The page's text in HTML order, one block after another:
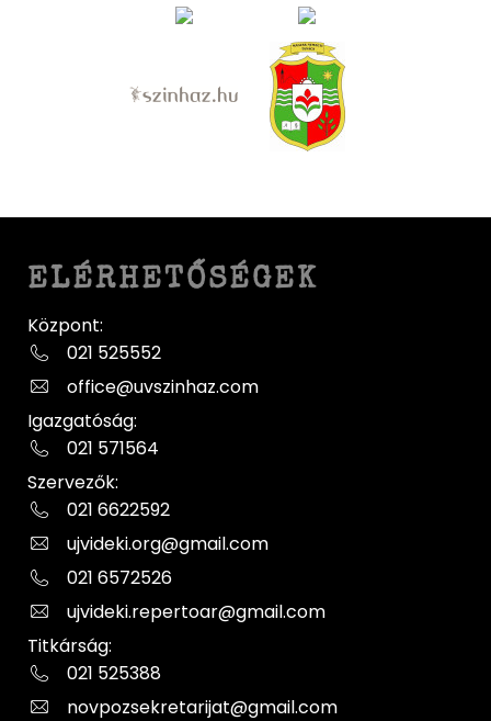
ELÉRHETŐSÉGEK
Központ:
021 525552
office@uvszinhaz.com
Igazgatóság:
021 571564
Szervezők:
021 6622592
ujvideki.org@gmail.com
021 6572526
ujvideki.repertoar@gmail.com
Titkárság:
021 525388
novpozsekretarijat@gmail.com